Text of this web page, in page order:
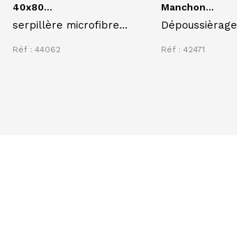
40x80...
serpillère microfibre
Réf : 44062
Manchon...
Dépoussièrage
Réf : 42471